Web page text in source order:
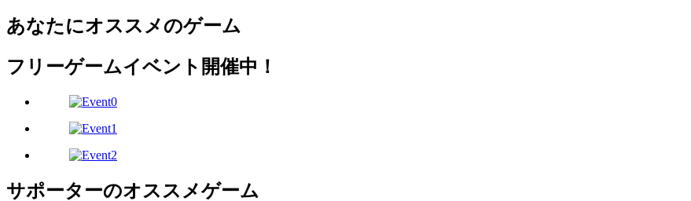
あなたにオススメのゲーム
フリーゲームイベント開催中！
サポーターのオススメゲーム